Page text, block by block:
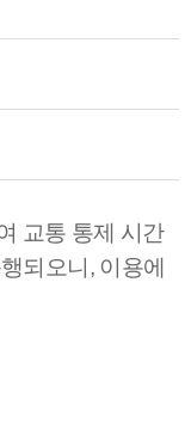
교통 통제 시간
되오니, 이용에